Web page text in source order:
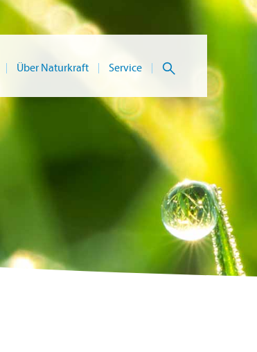
Über Naturkraft Service